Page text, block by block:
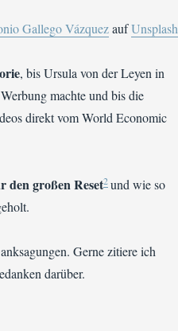
Gallego VázquezaufUnsplash
, bis Ursula von der Leyen in
machte und bis die
direkt vom World Economic
den großen Reset2und wie so
Gerne zitiere ich
darüber.
Schwab“